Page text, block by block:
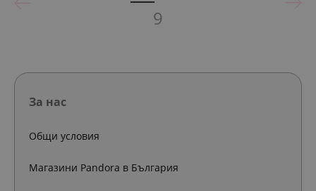
9
За нас
Общи условия
Магазини Pandora в България